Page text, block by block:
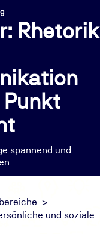
Rhetorik
spannend und
und soziale